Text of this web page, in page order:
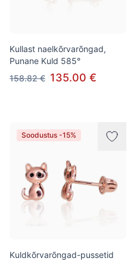
Kullast naelkõrvarõngad,
Punane Kuld 585°
158.82 € 135.00 €
Soodustus -15%
Kuldkõrvarõngad-pussetid